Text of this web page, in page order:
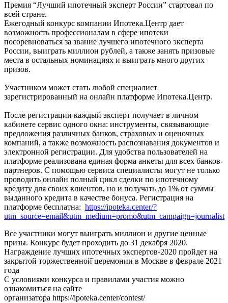
Премия “Лучший ипотечный эксперт России” стартовал по
всей стране.
Ежегодный конкурс компании Ипотека.Центр дает
возможность профессионалам в сфере ипотеки
посоревноваться за звание лучшего ипотечного эксперта
России, выиграть миллион рублей, а также занять призовые
места в остальных номинациях и выиграть много других
призов.
Участником может стать любой специалист
зарегистрированный на онлайн платформе Ипотека.Центр.
После регистрации каждый эксперт получает в личном
кабинете сервис одного окна: инструменты, связывающие
предложения различных банков, страховых и оценочных
компаний, а также возможность распознавания документов и
электронной регистрации. Для удобства пользователей на
платформе реализована единая форма анкеты для всех банков-
партнеров. С помощью сервиса специалисты могут не только
проводить онлайн полный цикл сделки по ипотечному
кредиту для своих клиентов, но и получать до 1% от суммы
выданного кредита в качестве бонуса. Регистрация на
платформе бесплатна: https://ipoteka.center/?
utm_source=email&utm_medium=promo&utm_campaign=journalist
Все участники могут выиграть миллион и другие ценные
призы. Конкурс будет проходить до 31 декабря 2020.
Награждение лучших ипотечных экспертов-2020 пройдет на
закрытой торжественной̆ церемонии в Москве в феврале 2021
года
С условиями конкурса и правилами участия можно
ознакомиться на сайте
организатора https://ipoteka.center/contest/